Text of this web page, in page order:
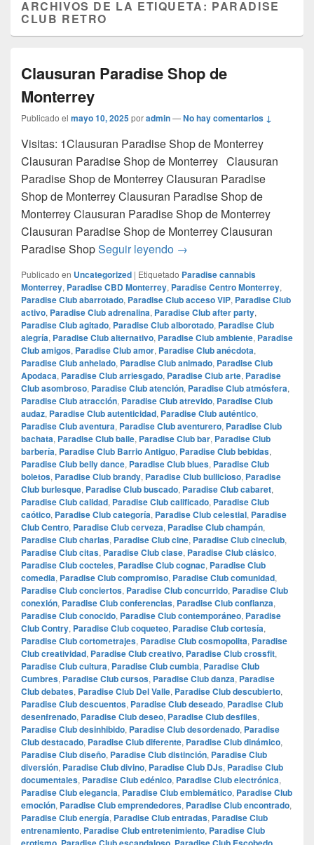
ARCHIVOS DE LA ETIQUETA: PARADISE
CLUB RETRO
Clausuran Paradise Shop de
Monterrey
Publicado el mayo 10, 2025poradmin—No hay comentarios ↓
Visitas: 1Clausuran Paradise Shop de Monterrey
Clausuran Paradise Shop de Monterrey Clausuran
Paradise Shop de Monterrey Clausuran Paradise
Shop de Monterrey Clausuran Paradise Shop de
Monterrey Clausuran Paradise Shop de Monterrey
Clausuran Paradise Shop de Monterrey Clausuran
Paradise ShopSeguir leyendo Clausuran Paradise Shop
→
Publicado en Uncategorized | Etiquetado Paradise cannabis
Monterrey, Paradise CBD Monterrey, Paradise Centro Monterrey,
Paradise Club abarrotado, Paradise Club acceso VIP, Paradise Club
activo, Paradise Club adrenalina, Paradise Club after party,
Paradise Club agitado, Paradise Club alborotado, Paradise Club
alegría, Paradise Club alternativo, Paradise Club ambiente, Paradise
Club amigos, Paradise Club amor, Paradise Club anécdota,
Paradise Club anhelado, Paradise Club animado, Paradise Club
Apodaca, Paradise Club arriesgado, Paradise Club arte, Paradise
Club asombroso, Paradise Club atención, Paradise Club atmósfera,
Paradise Club atracción, Paradise Club atrevido, Paradise Club
audaz, Paradise Club autenticidad, Paradise Club auténtico,
Paradise Club aventura, Paradise Club aventurero, Paradise Club
bachata, Paradise Club baile, Paradise Club bar, Paradise Club
barbería, Paradise Club Barrio Antiguo, Paradise Club bebidas,
Paradise Club belly dance, Paradise Club blues, Paradise Club
boletos, Paradise Club brandy, Paradise Club bullicioso, Paradise
Club burlesque, Paradise Club buscado, Paradise Club cabaret,
Paradise Club calidad, Paradise Club calificado, Paradise Club
caótico, Paradise Club categoría, Paradise Club celestial, Paradise
Club Centro, Paradise Club cerveza, Paradise Club champán,
Paradise Club charlas, Paradise Club cine, Paradise Club cineclub,
Paradise Club citas, Paradise Club clase, Paradise Club clásico,
Paradise Club cocteles, Paradise Club cognac, Paradise Club
comedia, Paradise Club compromiso, Paradise Club comunidad,
Paradise Club conciertos, Paradise Club concurrido, Paradise Club
conexión, Paradise Club conferencias, Paradise Club confianza,
Paradise Club conocido, Paradise Club contemporáneo, Paradise
Club Contry, Paradise Club coqueteo, Paradise Club cortesía,
Paradise Club cortometrajes, Paradise Club cosmopolita, Paradise
Club creatividad, Paradise Club creativo, Paradise Club crossfit,
Paradise Club cultura, Paradise Club cumbia, Paradise Club
Cumbres, Paradise Club cursos, Paradise Club danza, Paradise
Club debates, Paradise Club Del Valle, Paradise Club descubierto,
Paradise Club descuentos, Paradise Club deseado, Paradise Club
desenfrenado, Paradise Club deseo, Paradise Club desfiles,
Paradise Club desinhibido, Paradise Club desordenado, Paradise
Club destacado, Paradise Club diferente, Paradise Club dinámico,
Paradise Club diseño, Paradise Club distinción, Paradise Club
diversión, Paradise Club divino, Paradise Club DJs, Paradise Club
documentales, Paradise Club edénico, Paradise Club electrónica,
Paradise Club elegancia, Paradise Club emblemático, Paradise Club
emoción, Paradise Club emprendedores, Paradise Club encontrado,
Paradise Club energía, Paradise Club entradas, Paradise Club
entrenamiento, Paradise Club entretenimiento, Paradise Club